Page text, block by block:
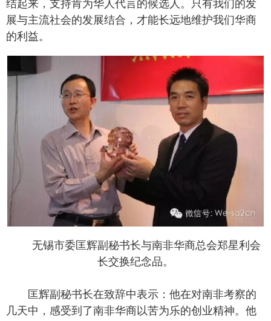
结起来，支持肯为华人代言的候选人。只有我们的发
展与主流社会的发展结合，才能长远地维护我们华商
的利益。
无锡市委匡辉副秘书长与南非华商总会郑星利会
长交换纪念品。
匡辉副秘书长在致辞中表示：他在对南非考察的
几天中，感受到了南非华商以苦为乐的创业精神。他